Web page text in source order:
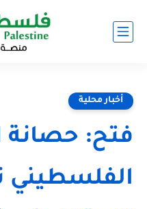
أخبار محلية
فتح:
الفلسطيني